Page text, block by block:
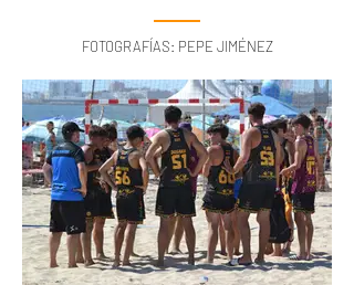
FOTOGRAFÍAS: PEPE JIMÉNEZ